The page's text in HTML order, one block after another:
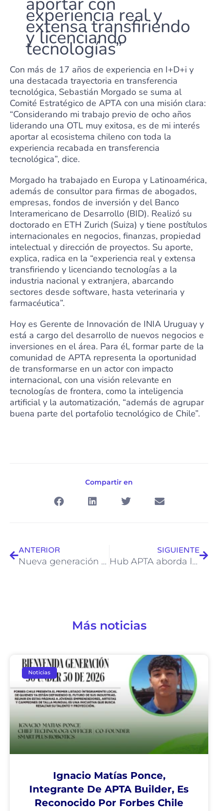
experiencia real y
extensa transfiriendo
y licenciando
tecnologías”
Con más de 17 años de experiencia en I+D+i y
una destacada trayectoria en transferencia
tecnológica, Sebastián Morgado se suma al
Comité Estratégico de APTA con una misión clara:
“Considerando mi trabajo previo de ocho años
liderando una OTL muy exitosa, es de mi interés
aportar al ecosistema chileno con toda la
experiencia recabada en transferencia
tecnológica”, dice.
Morgado ha trabajado en Europa y Latinoamérica,
además de consultor para firmas de abogados,
empresas, fondos de inversión y del Banco
Interamericano de Desarrollo (BID). Realizó su
doctorado en ETH Zurich (Suiza) y tiene postítulos
internacionales en negocios, finanzas, propiedad
intelectual y dirección de proyectos. Su aporte,
explica, radica en la “experiencia real y extensa
transfiriendo y licenciando tecnologías a la
industria nacional y extranjera, abarcando
sectores desde software, hasta veterinaria y
farmacéutica”.
Hoy es Gerente de Innovación de INIA Uruguay y
está a cargo del desarrollo de nuevos negocios e
inversiones en el área. Para él, formar parte de la
comunidad de APTA representa la oportunidad
de transformarse en un actor con impacto
internacional, con una visión relevante en
tecnologías de frontera, como la inteligencia
artificial y la automatización, “además de agrupar
buena parte del portafolio tecnológico de Chile”.
Compartir en
ANTERIOR
Nueva generación APTA Builder: 20 startups avanzan hacia el mercado
SIGUIENTE
Hub APTA aborda los desafíos y transformaciones del emprendimiento en El Mercurio
Más noticias
Noticias
Ignacio Matías Ponce,
Integrante De APTA Builder, Es
Reconocido Por Forbes Chile